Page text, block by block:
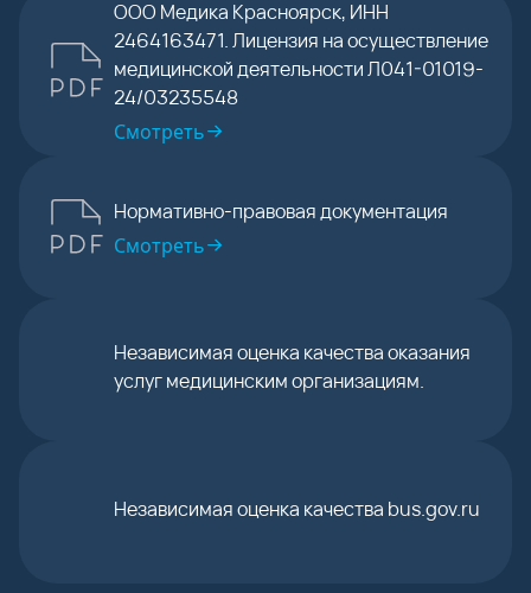
ООО Медика Красноярск, ИНН
2464163471. Лицензия на осуществление
медицинской деятельности Л041-01019-
24/03235548
Смотреть
Нормативно-правовая документация
Смотреть
Независимая оценка качества оказания
услуг медицинским организациям.
Независимая оценка качества bus.gov.ru